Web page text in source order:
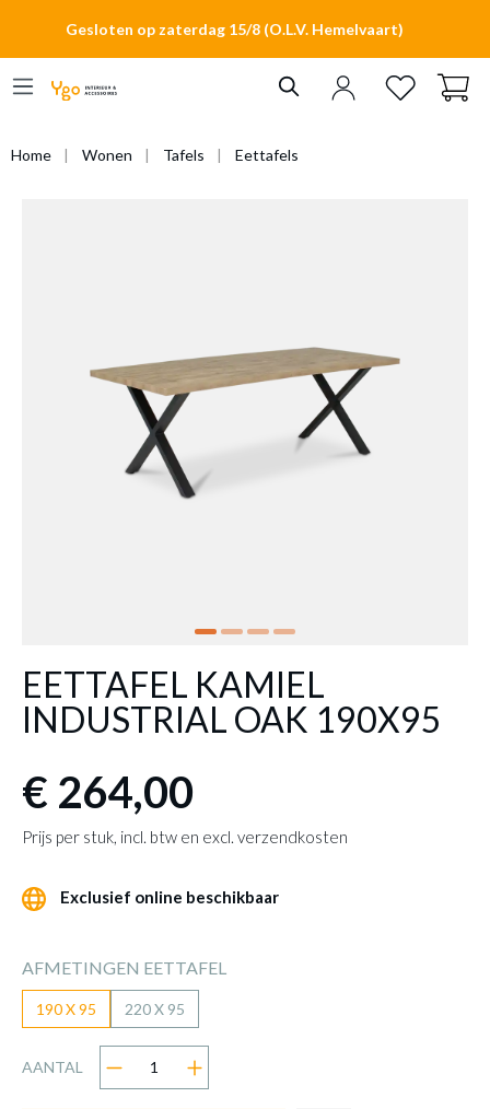
Gesloten op zaterdag 15/8 (O.L.V. Hemelvaart)
Home Wonen Tafels Eettafels
EETTAFEL KAMIEL
INDUSTRIAL OAK 190X95
€ 264,00
Prijs per stuk, incl. btw en excl. verzendkosten
Exclusief online beschikbaar
AFMETINGEN EETTAFEL
190 X 95 220 X 95
AANTAL